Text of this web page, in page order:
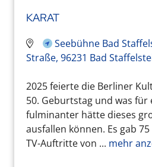
KARAT
Seebühne Bad
Straße, 96231 Bad
2025 feierte die Berliner
50. Geburtstag und was für
fulminanter hätte dieses
ausfallen können. Es gab
TV-Auftritte von ... mehr